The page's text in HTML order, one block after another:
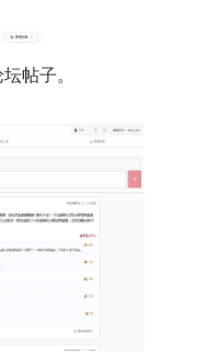
帖子。